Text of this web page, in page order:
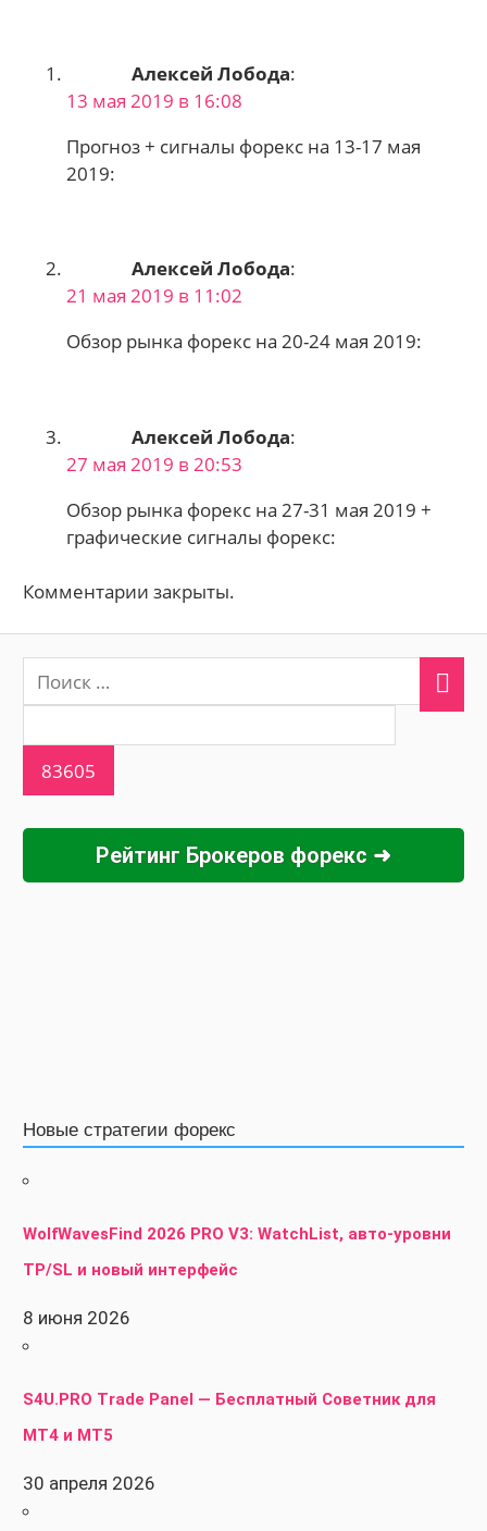
Алексей Лобода:
13 мая 2019 в 16:08
Прогноз + сигналы форекс на 13-17 мая
2019:
Алексей Лобода:
21 мая 2019 в 11:02
Обзор рынка форекс на 20-24 мая 2019:
Алексей Лобода:
27 мая 2019 в 20:53
Обзор рынка форекс на 27-31 мая 2019 +
графические сигналы форекс:
Комментарии закрыты.
Рейтинг Брокеров форекс ➜
Новые стратегии форекс
WolfWavesFind 2026 PRO V3: WatchList, авто-уровни
TP/SL и новый интерфейс
8 июня 2026
S4U.PRO Trade Panel — Бесплатный Советник для
MT4 и MT5
30 апреля 2026